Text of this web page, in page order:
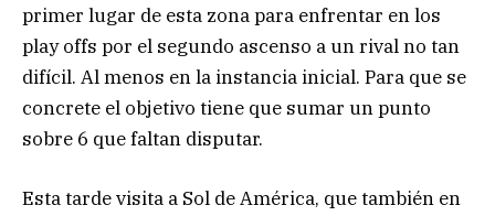
primer lugar de esta zona para enfrentar en los
play offs por el segundo ascenso a un rival no tan
difícil. Al menos en la instancia inicial. Para que se
concrete el objetivo tiene que sumar un punto
sobre 6 que faltan disputar.
Esta tarde visita a Sol de América, que también en